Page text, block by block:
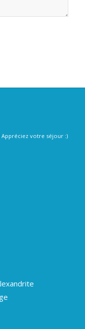
votre séjour :)